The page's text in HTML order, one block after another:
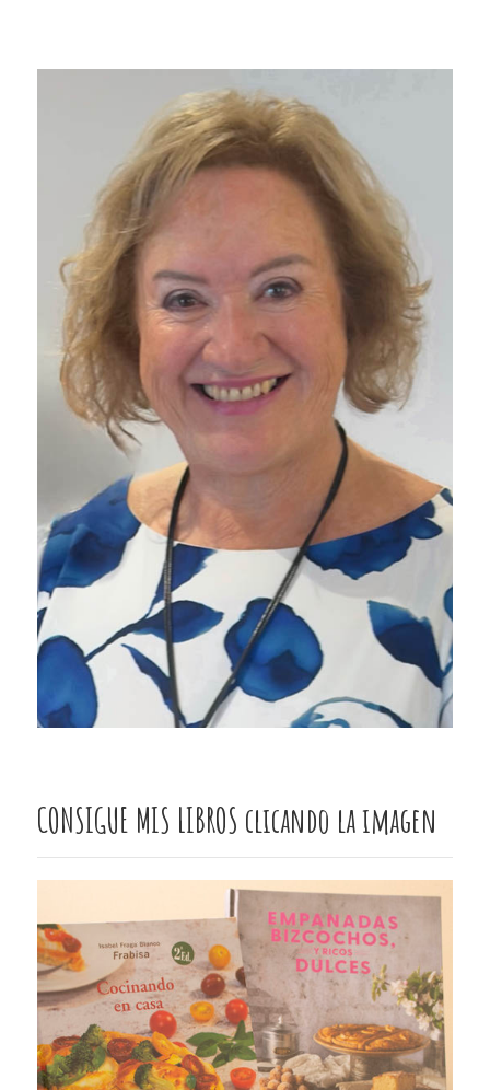
CONSIGUE MIS LIBROS clicando la imagen